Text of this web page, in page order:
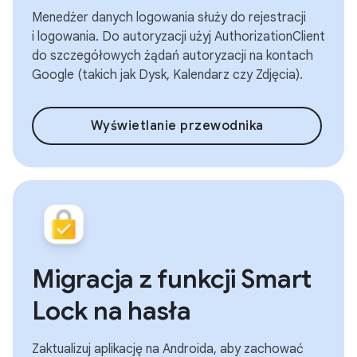
Menedżer danych logowania służy do rejestracji
i logowania. Do autoryzacji użyj AuthorizationClient
do szczegółowych żądań autoryzacji na kontach
Google (takich jak Dysk, Kalendarz czy Zdjęcia).
Wyświetlanie przewodnika
Migracja z funkcji Smart
Lock na hasła
Zaktualizuj aplikację na Androida, aby zachować